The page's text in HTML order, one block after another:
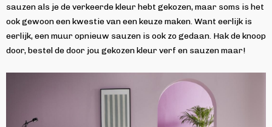
sauzen als je de verkeerde kleur hebt gekozen, maar soms is het
ook gewoon een kwestie van een keuze maken. Want eerlijk is
eerlijk, een muur opnieuw sauzen is ook zo gedaan. Hak de knoop
door, bestel de door jou gekozen kleur verf en sauzen maar!